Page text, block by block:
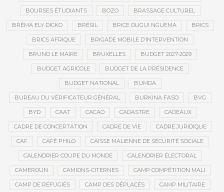
BOURSES ÉTUDIANTS BOZO BRASSAGE CULTUREL
BRÉMA ELY DICKO BRÉSIL BRICE OLIGUI NGUEMA BRICS
BRICS AFRIQUE BRIGADE MOBILE D’INTERVENTION
BRUNO LE MAIRE BRUXELLES BUDGET 2027-2029
BUDGET AGRICOLE BUDGET DE LA PRÉSIDENCE
BUDGET NATIONAL BUMDA
BUREAU DU VÉRIFICATEUR GÉNÉRAL BURKINA FASO BVG
BYD CAAT CACAO CADASTRE CADEAUX
CADRE DE CONCERTATION CADRE DE VIE CADRE JURIDIQUE
CAF CAFÉ PHILO CAISSE MALIENNE DE SÉCURITÉ SOCIALE
CALENDRIER COUPE DU MONDE CALENDRIER ÉLECTORAL
CAMEROUN CAMIONS-CITERNES CAMP COMPÉTITION MALI
CAMP DE RÉFUGIÉS CAMP DES DÉPLACÉS CAMP MILITAIRE